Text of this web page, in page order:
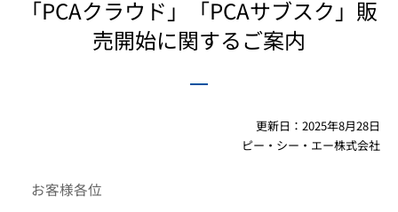
「PCAクラウド」「PCAサブスク」販
売開始に関するご案内
更新日： 2025年8月28日
ピー・シー・エー株式会社
お客様各位